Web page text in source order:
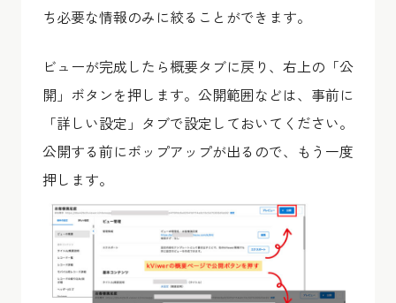
ち必要な情報のみに絞ることができます。
ビューが完成したら概要タブに戻り、右上の「公
開」ボタンを押します。公開範囲などは、事前に
「詳しい設定」タブで設定しておいてください。
公開する前にポップアップが出るので、もう一度
押します。